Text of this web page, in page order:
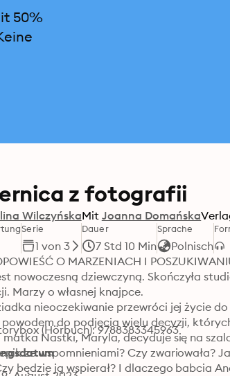
50%
z fotografii
WilczyńskaMit Joanna Domańska
Serie
1 von 3
Dauer
7 Std 10 Min
Sprache
Polnisch
O MARZENIACH I
nowoczesną dziewczyną. Skończyła
Marzy o własnej knajpce.
nieoczekiwanie przewróci jej życie
powodem do podjęcia wielu decyzji,
matka Nastki, Maryla, decyduje się na
ze wspomnieniami? Czy zwariowała?
będzie ją wspierał? I dlaczego babcia
(Hörbuch): 9788383345963